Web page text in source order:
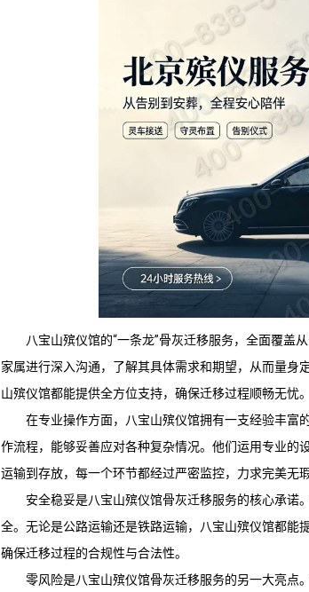
八宝山殡仪馆的“一条龙”骨灰迁移服务，全面覆盖
家属进行深入沟通，了解其具体需求和期望，从而量身
山殡仪馆都能提供全方位支持，确保迁移过程顺畅无忧。
在专业操作方面，
八宝山殡仪馆拥有一支经验丰富
作流程，能够妥善应对各种复杂情况。他们运用专业的
运输到存放，每一个环节都经过严密监控，力求完美无瑕
安全稳妥是八宝山殡仪馆骨灰迁移服务的核心承诺
全。无论是公路运输还是铁路运输，
八宝山殡仪馆都能
确保迁移过程的合规性与合法性。
零风险是八宝山殡仪馆骨灰迁移服务的另一大亮点